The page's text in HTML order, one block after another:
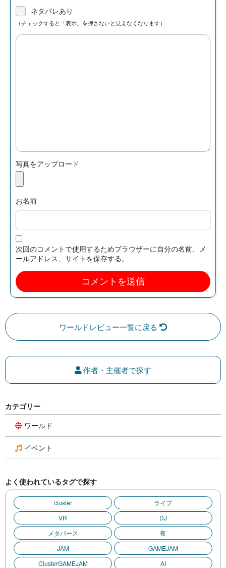
ネタバレあり
（チェックすると「表示」を押さないと見えなくなります）
写真をアップロード
お名前
次回のコメントで使用するためブラウザーに自分の名前、メ
ールアドレス、サイトを保存する。
ワールドレビュー一覧に戻る
作者・主催者で探す
カテゴリー
ワールド
イベント
よく使われているタグで探す
cluster
ライブ
VR
DJ
メタバース
夜
JAM
GAMEJAM
ClusterGAMEJAM
AI